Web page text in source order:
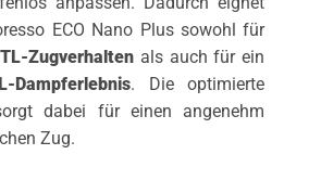
ECO Nano Plus sowohl für
Zugverhalten als auch für ein
Dampferlebnis. Die optimierte
dabei für einen angenehm
Zug.